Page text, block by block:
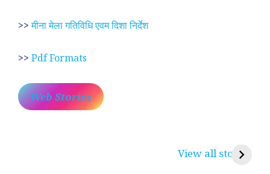
>>मीना मेला गतिविधि एवम दिशा निर्देश
>> Pdf Formats
Web Stories
View all stories
रामसा पीर, रुणेचा रा